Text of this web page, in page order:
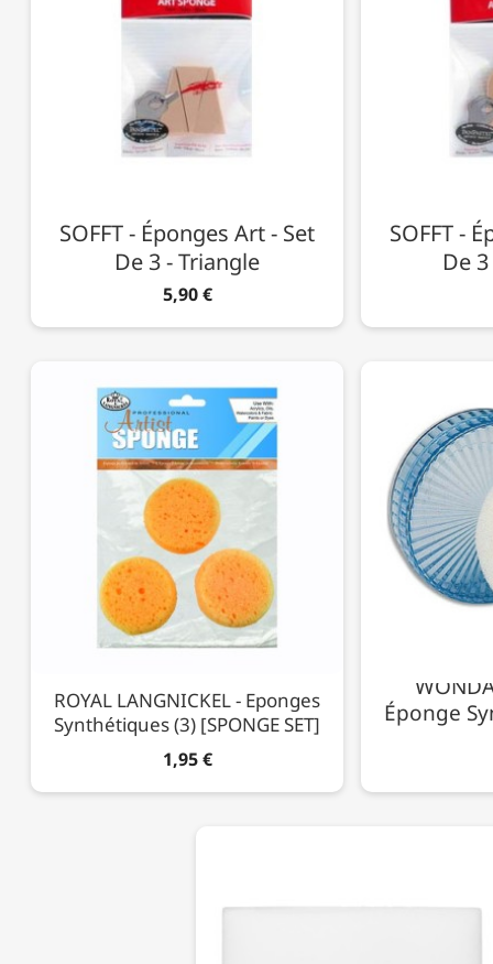
SOFFT - Éponges Art - Set
De 3 - Triangle
5,90 €
SOFFT -
De
ROYAL LANGNICKEL - Eponges
Synthétiques (3) [SPONGE SET]
1,95 €
Éponge